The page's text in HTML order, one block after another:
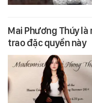
Mai Phương Thúy
trao đặc quyền này